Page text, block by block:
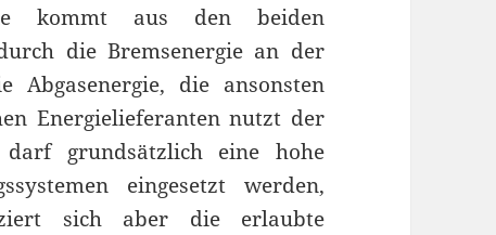
kommt aus den beiden
die Bremsenergie an der
Abgasenergie, die ansonsten
Energielieferanten nutzt der
grundsätzlich eine hohe
eingesetzt werden,
sich aber die erlaubte